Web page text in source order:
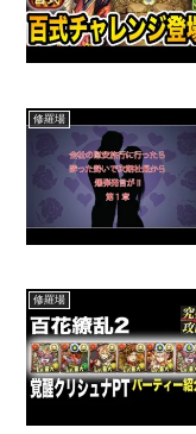
修羅場
修羅場